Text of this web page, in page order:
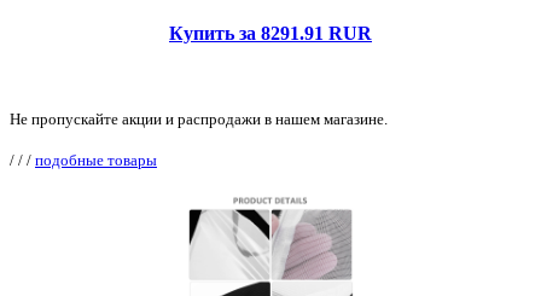
Купить за 8291.91 RUR
Не пропускайте акции и распродажи в нашем магазине.
/ / / подобные товары